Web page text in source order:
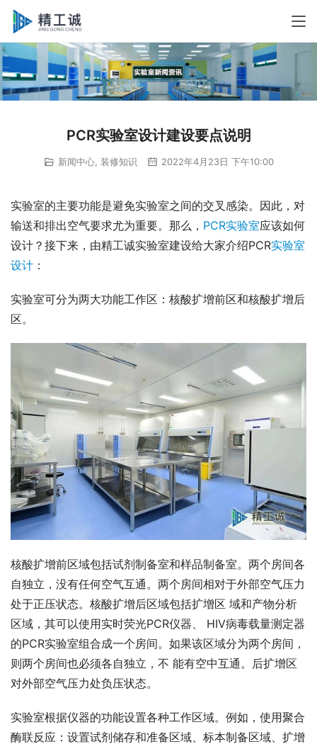
PCR实验室设计建设要点说明
新闻中心, 装修知识 2022年4月23日 下午10:00
实验室的主要功能是避免实验室之间的交叉感染。因此，对
输送和排出空气要求尤为重要。那么， PCR实验室应该如何
设计？接下来，由精工诚实验室建设给大家介绍PCR实验室
设计 ：
实验室可分为两大功能工作区：核酸扩增前区和核酸扩增后
区。
核酸扩增前区域包括试剂制备室和样品制备室。两个房间各
自独立，没有任何空气互通。两个房间相对于外部空气压力
处于正压状态。核酸扩增后区域包括扩增区 域和产物分析
区域，其可以使用实时荧光PCR仪器、 HIV病毒载量测定器
的PCR实验室组合成一个房间。如果该区域分为两个房间，
则两个房间也必须各自独立，不 能有空中互通。后扩增区
对外部空气压力处负压状态。
实验室根据仪器的功能设置各种工作区域。例如，使用聚合
酶联反应：设置试剂储存和准备区域、标本制备区域、扩增